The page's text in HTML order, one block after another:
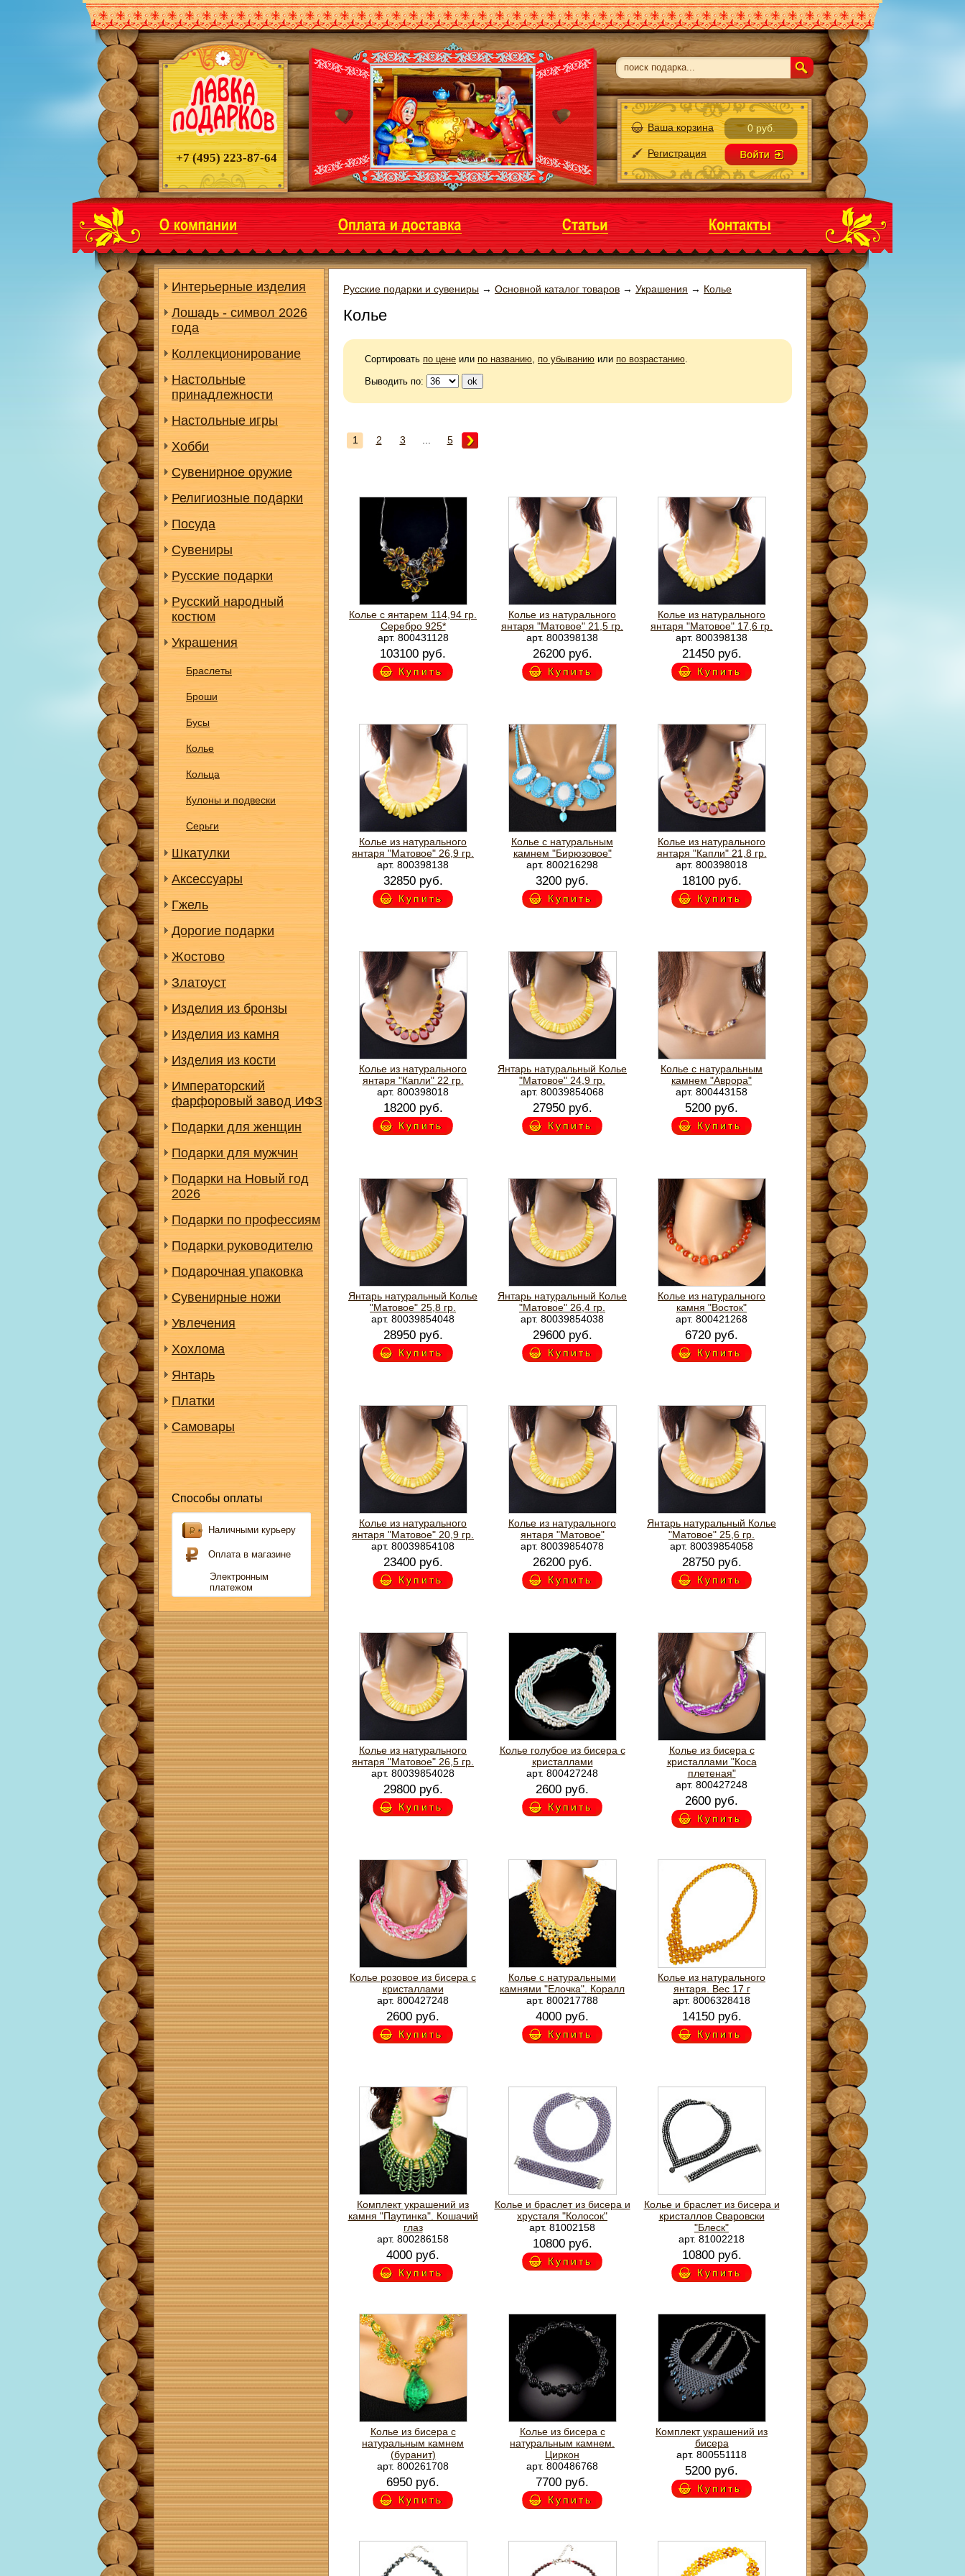
+7 (495) 223-87-64
Ваша корзина 0 руб.
Регистрация
Интерьерные изделия
Лошадь - символ 2026
года
Коллекционирование
Настольные
принадлежности
Настольные игры
Хобби
Сувенирное оружие
Религиозные подарки
Посуда
Сувениры
Русские подарки
Русский народный
костюм
Украшения
Браслеты
Броши
Бусы
Колье
Кольца
Кулоны и подвески
Серьги
Шкатулки
Аксессуары
Гжель
Дорогие подарки
Жостово
Златоуст
Изделия из бронзы
Изделия из камня
Изделия из кости
Императорский
фарфоровый завод ИФЗ
Подарки для женщин
Подарки для мужчин
Подарки на Новый год
2026
Подарки по профессиям
Подарки руководителю
Подарочная упаковка
Сувенирные ножи
Увлечения
Хохлома
Янтарь
Платки
Самовары
Способы оплаты
Наличными курьеру
Оплата в магазине
Электронным
платежом
Русские подарки и сувениры → Основной каталог товаров → Украшения → Колье
Колье
Сортировать по цене или по названию, по убыванию или по возрастанию.
Выводить по:
1 2 3 5
Колье с янтарем 114,94 гр.
Серебро 925*
арт. 800431128
103100 руб.
Купить
Колье из натурального
янтаря "Матовое" 21,5 гр.
арт. 800398138
26200 руб.
Купить
Колье из натурального
янтаря "Матовое" 17,6 гр.
арт. 800398138
21450 руб.
Купить
Колье из натурального
янтаря "Матовое" 26,9 гр.
арт. 800398138
32850 руб.
Купить
Колье с натуральным
камнем "Бирюзовое"
арт. 800216298
3200 руб.
Купить
Колье из натурального
янтаря "Капли" 21,8 гр.
арт. 800398018
18100 руб.
Купить
Колье из натурального
янтаря "Капли" 22 гр.
арт. 800398018
18200 руб.
Купить
Янтарь натуральный Колье
"Матовое" 24,9 гр.
арт. 80039854068
27950 руб.
Купить
Колье с натуральным
камнем "Аврора"
арт. 800443158
5200 руб.
Купить
Янтарь натуральный Колье
"Матовое" 25,8 гр.
арт. 80039854048
28950 руб.
Купить
Янтарь натуральный Колье
"Матовое" 26,4 гр.
арт. 80039854038
29600 руб.
Купить
Колье из натурального
камня "Восток"
арт. 800421268
6720 руб.
Купить
Колье из натурального
янтаря "Матовое" 20,9 гр.
арт. 80039854108
23400 руб.
Купить
Колье из натурального
янтаря "Матовое"
арт. 80039854078
26200 руб.
Купить
Янтарь натуральный Колье
"Матовое" 25,6 гр.
арт. 80039854058
28750 руб.
Купить
Колье из натурального
янтаря "Матовое" 26,5 гр.
арт. 80039854028
29800 руб.
Купить
Колье голубое из бисера с
кристаллами
арт. 800427248
2600 руб.
Купить
Колье из бисера с
кристаллами "Коса
плетеная"
арт. 800427248
2600 руб.
Купить
Колье розовое из бисера с
кристаллами
арт. 800427248
2600 руб.
Купить
Колье с натуральными
камнями "Елочка". Коралл
арт. 800217788
4000 руб.
Купить
Колье из натурального
янтаря. Вес 17 г
арт. 8006328418
14150 руб.
Купить
Комплект украшений из
камня "Паутинка". Кошачий
глаз
арт. 800286158
4000 руб.
Купить
Колье и браслет из бисера и
хрусталя "Колосок"
арт. 81002158
10800 руб.
Купить
Колье и браслет из бисера и
кристаллов Сваровски
"Блеск"
арт. 81002218
10800 руб.
Купить
Колье из бисера с
натуральным камнем
(буранит)
арт. 800261708
6950 руб.
Купить
Колье из бисера с
натуральным камнем.
Циркон
арт. 800486768
7700 руб.
Купить
Комплект украшений из
бисера
арт. 800551118
5200 руб.
Купить